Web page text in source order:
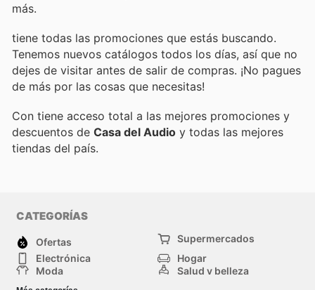
más.
tiene todas las promociones que estás buscando.
Tenemos nuevos catálogos todos los días, así que no
dejes de visitar antes de salir de compras. ¡No pagues
de más por las cosas que necesitas!
Con tiene acceso total a las mejores promociones y
descuentos de Casa del Audio y todas las mejores
tiendas del país.
CATEGORÍAS
Ofertas
Supermercados
Electrónica
Hogar
Moda
Salud y belleza
Deportes